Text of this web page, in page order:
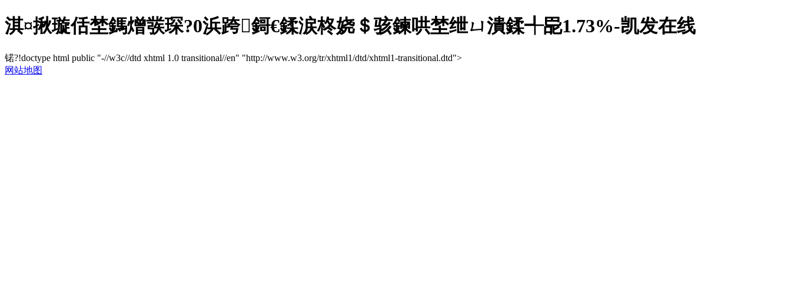
淇¤揪璇佸埜鎷熷彂琛?0浜跨鎶€鍒涙柊娆＄骇鍊哄埜绁ㄩ潰鍒╃巼1.73%-凯发在线
锘?!doctype html public "-//w3c//dtd xhtml 1.0 transitional//en" "http://www.w3.org/tr/xhtml1/dtd/xhtml1-transitional.dtd">
网站地图